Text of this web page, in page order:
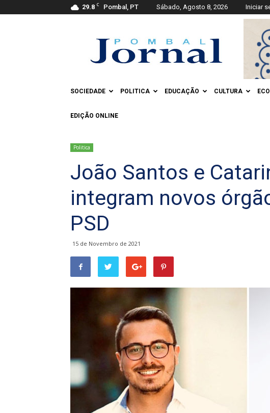
29.8 C Pombal, PT Sábado, Agosto 8, 2026 Iniciar
Jornal
SOCIEDADE POLITICA EDUCAÇÃO CULTURA
EDIÇÃO ONLINE
Politica
João Santos e
integram novos
PSD
15 de Novembro de 2021